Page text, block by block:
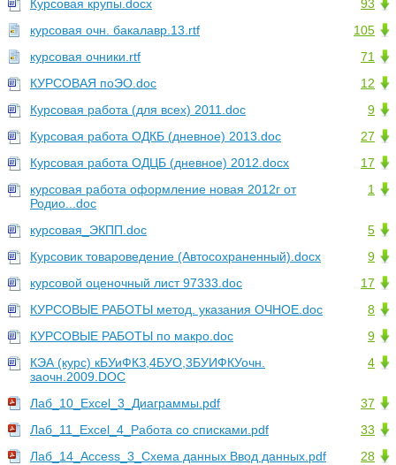
93
Курсовая крупы.docx
105
курсовая очн. бакалавр.13.rtf
71
курсовая очники.rtf
12
КУРСОВАЯ поЭО.doc
9
Курсовая работа (для всех) 2011.doc
27
Курсовая работа ОДКБ (дневное) 2013.doc
17
Курсовая работа ОДЦБ (дневное) 2012.docx
1
курсовая работа оформление новая 2012г от
Родио...doc
5
курсовая_ЭКПП.doc
9
Курсовик товароведение (Автосохраненный).docx
17
курсовой оценочный лист 97333.doc
8
КУРСОВЫЕ РАБОТЫ метод. указания ОЧНОЕ.doc
9
КУРСОВЫЕ РАБОТЫ по макро.doc
4
КЭА (курс) кБУиФКЗ,4БУО,3БУИФКУочн.
заочн.2009.DOC
37
Лаб_10_Excel_3_Диаграммы.pdf
33
Лаб_11_Excel_4_Работа со списками.pdf
28
Лаб_14_Access_3_Схема данных Ввод данных.pdf